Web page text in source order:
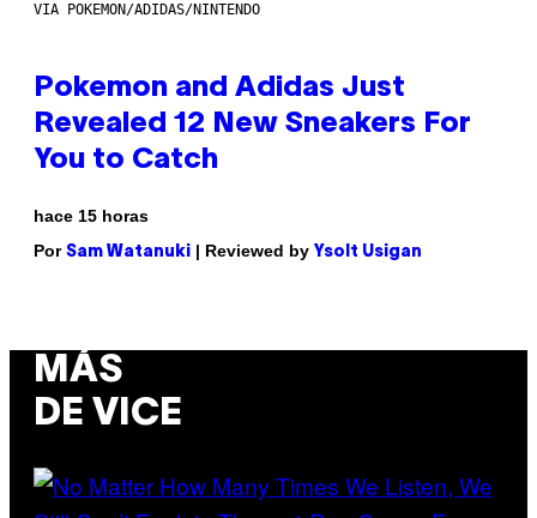
VIA POKEMON/ADIDAS/NINTENDO
Pokemon and Adidas Just
Revealed 12 New Sneakers For
You to Catch
hace 15 horas
Por Sam Watanuki | Reviewed by Ysolt Usigan
MÁS
DE VICE